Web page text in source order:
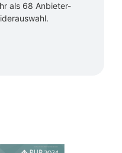
als 68 Anbieter-